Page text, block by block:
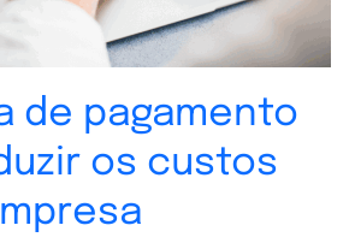
de pagamento
os custos